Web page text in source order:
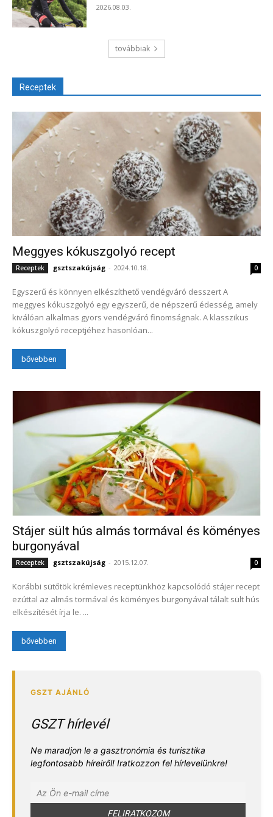
2026.08.03.
továbbiak
Receptek
Meggyes kókuszgolyó recept
Receptek gsztszakújság - 2024.10.18. 0
Egyszerű és könnyen elkészíthető vendégváró desszert A
meggyes kókuszgolyó egy egyszerű, de népszerű édesség, amely
kiválóan alkalmas gyors vendégváró finomságnak. A klasszikus
kókuszgolyó receptjéhez hasonlóan...
bővebben
Stájer sült hús almás tormával és köményes
burgonyával
Receptek gsztszakújság - 2015.12.07. 0
Korábbi sütőtök krémleves receptünkhöz kapcsolódó stájer recept
ezúttal az almás tormával és köményes burgonyával tálalt sült hús
elkészítését írja le. ...
bővebben
GSZT hírlevél
Ne maradjon le a gasztronómia és turisztika
legfontosabb híreiről! Iratkozzon fel hírlevelünkre!